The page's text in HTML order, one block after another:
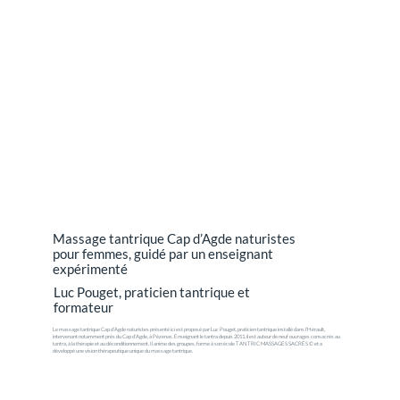
Massage tantrique Cap d’Agde naturistes
pour femmes, guidé par un enseignant
expérimenté
Luc Pouget, praticien tantrique et
formateur
Le massage tantrique Cap d’Agde naturistes présenté ici est proposé par Luc Pouget, praticien tantrique installé dans l’Hérault,
intervenant notamment près du Cap d’Agde, à Pézenas. Enseignant le tantra depuis 2011, il est auteur de neuf ouvrages consacrés au
tantra, à la thérapie et au déconditionnement. Il anime des groupes, forme à son école TANTRIC MASSAGES SACRÉS © et a
développé une vision thérapeutique unique du massage tantrique.